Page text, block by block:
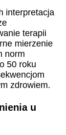
interpretacja
terapii
mierzenie
norm
50 roku
zdrowiem.
u